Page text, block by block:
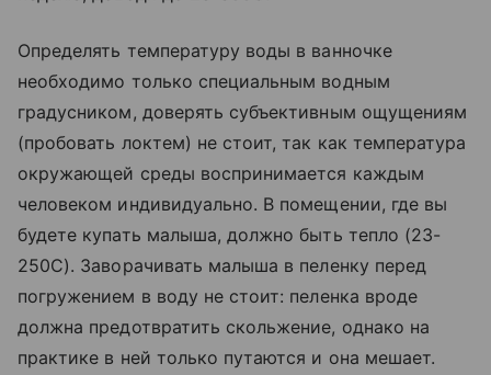
Определять температуру воды в ванночке
необходимо только специальным водным
градусником, доверять субъективным ощущениям
(пробовать локтем) не стоит, так как температура
окружающей среды воспринимается каждым
человеком индивидуально. В помещении, где вы
будете купать малыша, должно быть тепло (23-
250С). Заворачивать малыша в пеленку перед
погружением в воду не стоит: пеленка вроде
должна предотвратить скольжение, однако на
практике в ней только путаются и она мешает.